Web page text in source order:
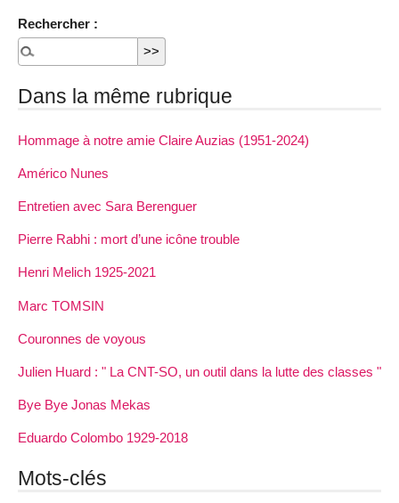
Rechercher :
Dans la même rubrique
Hommage à notre amie Claire Auzias (1951-2024)
Américo Nunes
Entretien avec Sara Berenguer
Pierre Rabhi : mort d’une icône trouble
Henri Melich 1925-2021
Marc TOMSIN
Couronnes de voyous
Julien Huard : " La CNT-SO, un outil dans la lutte des classes "
Bye Bye Jonas Mekas
Eduardo Colombo 1929-2018
Mots-clés